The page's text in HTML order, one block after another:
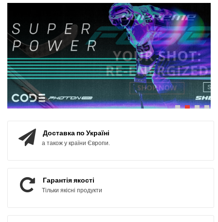
Доставка по Україні
а також у країни Європи.
Гарантія якості
Тільки якісні продукти